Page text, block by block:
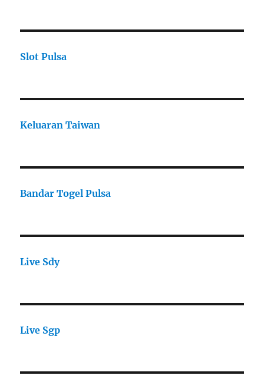
Slot Pulsa
Keluaran Taiwan
Bandar Togel Pulsa
Live Sdy
Live Sgp